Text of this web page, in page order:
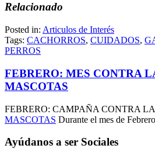
Relacionado
Posted in: Articulos de Interés
Tags: CACHORROS, CUIDADOS,
PERROS
FEBRERO: MES CONTRA
MASCOTAS
FEBRERO: CAMPAÑA CONTRA
MASCOTAS Durante el mes de
Ayúdanos a ser Sociales